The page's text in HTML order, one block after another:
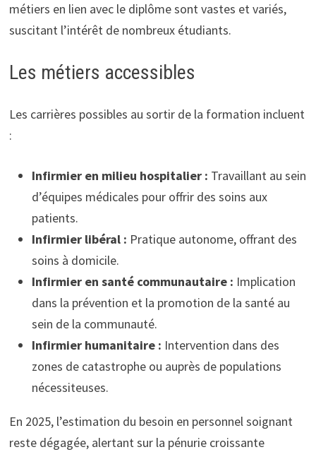
métiers en lien avec le diplôme sont vastes et variés,
suscitant l’intérêt de nombreux étudiants.
Les métiers accessibles
Les carrières possibles au sortir de la formation incluent
:
Infirmier en milieu hospitalier : Travaillant au sein
d’équipes médicales pour offrir des soins aux
patients.
Infirmier libéral : Pratique autonome, offrant des
soins à domicile.
Infirmier en santé communautaire : Implication
dans la prévention et la promotion de la santé au
sein de la communauté.
Infirmier humanitaire : Intervention dans des
zones de catastrophe ou auprès de populations
nécessiteuses.
En 2025, l’estimation du besoin en personnel soignant
reste dégagée, alertant sur la pénurie croissante